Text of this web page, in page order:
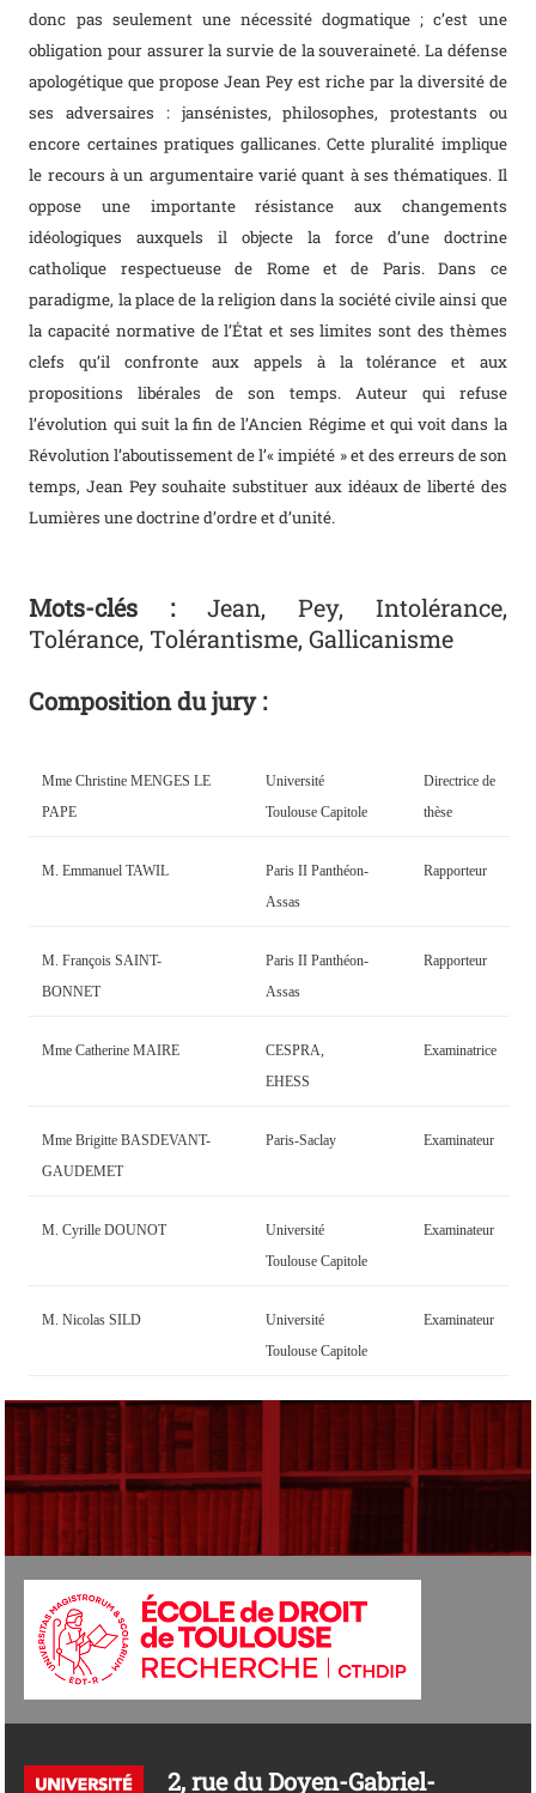
donc pas seulement une nécessité dogmatique ; c’est une
obligation pour assurer la survie de la souveraineté. La défense
apologétique que propose Jean Pey est riche par la diversité de
ses adversaires : jansénistes, philosophes, protestants ou
encore certaines pratiques gallicanes. Cette pluralité implique
le recours à un argumentaire varié quant à ses thématiques. Il
oppose une importante résistance aux changements
idéologiques auxquels il objecte la force d’une doctrine
catholique respectueuse de Rome et de Paris. Dans ce
paradigme, la place de la religion dans la société civile ainsi que
la capacité normative de l’État et ses limites sont des thèmes
clefs qu’il confronte aux appels à la tolérance et aux
propositions libérales de son temps. Auteur qui refuse
l’évolution qui suit la fin de l’Ancien Régime et qui voit dans la
Révolution l’aboutissement de l’« impiété » et des erreurs de son
temps, Jean Pey souhaite substituer aux idéaux de liberté des
Lumières une doctrine d’ordre et d’unité.
Mots-clés : Jean, Pey, Intolérance,
Tolérance, Tolérantisme, Gallicanisme
Composition du jury :
Mme Christine MENGES LE
PAPE
Université
Toulouse Capitole
Directricede
thèse
M. Emmanuel TAWIL
Paris II Panthéon-
Assas
Rapporteur
M. François SAINT-
BONNET
Paris II Panthéon-
Assas
Rapporteur
Mme Catherine MAIRE
CESPRA,
EHESS
Examinatrice
Mme Brigitte BASDEVANT-
GAUDEMET
Paris-Saclay Examinateur
M. Cyrille DOUNOT
Université
Toulouse Capitole
Examinateur
M. Nicolas SILD
Université
Toulouse Capitole
Examinateur
2, rue du Doyen-Gabriel-